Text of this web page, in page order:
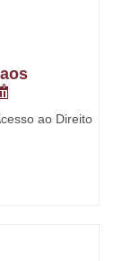
ao Direito